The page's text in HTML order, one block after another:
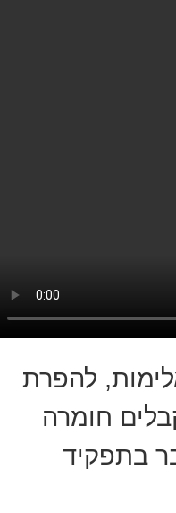
להפרת
חומרה
בתפקיד